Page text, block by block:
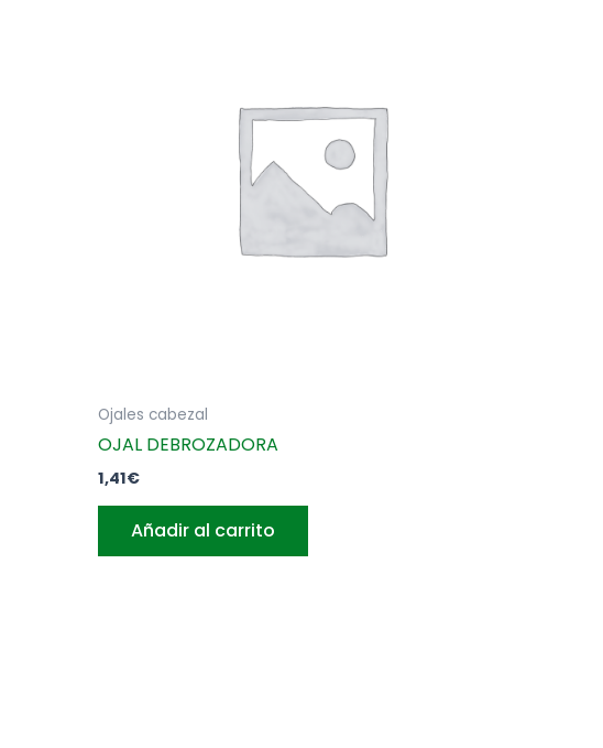
Ojales cabezal
OJAL DEBROZADORA
1,41€
Añadir al carrito